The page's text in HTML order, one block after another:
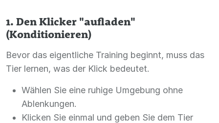
1. Den Klicker "aufladen"
(Konditionieren)
Bevor das eigentliche Training beginnt, muss das
Tier lernen, was der Klick bedeutet.
Wählen Sie eine ruhige Umgebung ohne
Ablenkungen.
Klicken Sie einmal und geben Sie dem Tier